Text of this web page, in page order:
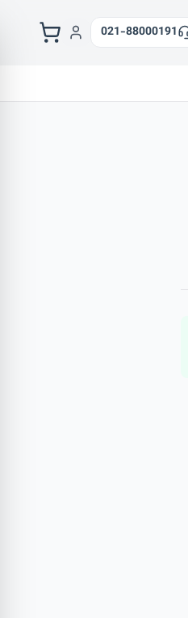
021-88000191